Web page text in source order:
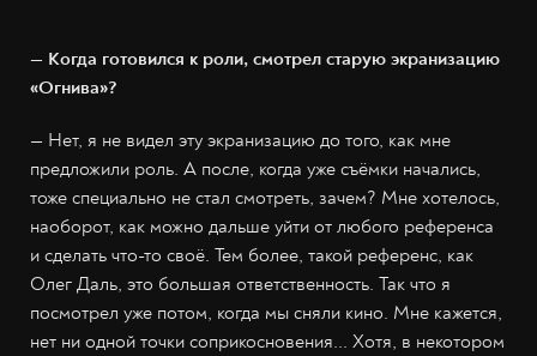
— Когда готовился к роли, смотрел старую экранизацию
«Огнива»?
— Нет, я не видел эту экранизацию до того, как мне
предложили роль. А после, когда уже съёмки начались,
тоже специально не стал смотреть, зачем? Мне хотелось,
наоборот, как можно дальше уйти от любого референса
и сделать что-то своё. Тем более, такой референс, как
Олег Даль, это большая ответственность. Так что я
посмотрел уже потом, когда мы сняли кино. Мне кажется,
нет ни одной точки соприкосновения... Хотя, в некотором